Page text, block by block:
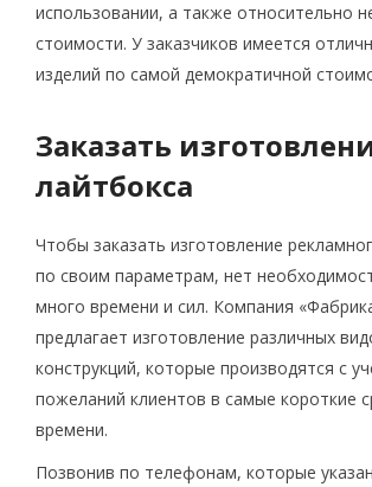
использовании, а также относительно
стоимости. У заказчиков имеется
изделий по самой демократичной
Заказать
лайтбокса
Чтобы заказать изготовление
по своим параметрам, нет
много времени и сил. Компания
предлагает изготовление различных
конструкций, которые производятся с
пожеланий клиентов в самые короткие
времени.
Позвонив по телефонам, которые